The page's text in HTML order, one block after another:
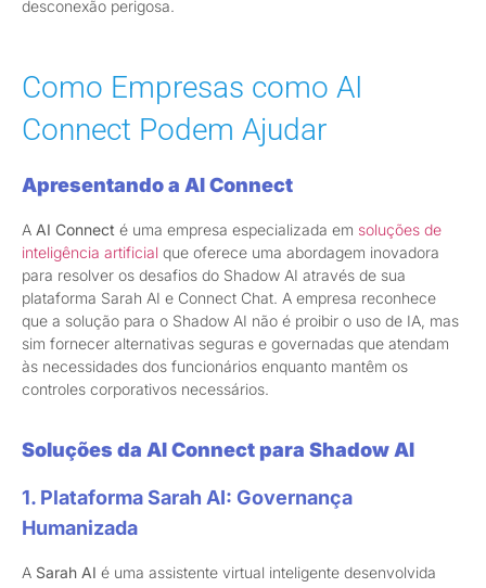
desconexão perigosa.
Como Empresas como AI
Connect Podem Ajudar
Apresentando a AI Connect
A AI Connect é uma empresa especializada em soluções de
inteligência artificial que oferece uma abordagem inovadora
para resolver os desafios do Shadow AI através de sua
plataforma Sarah AI e Connect Chat. A empresa reconhece
que a solução para o Shadow AI não é proibir o uso de IA, mas
sim fornecer alternativas seguras e governadas que atendam
às necessidades dos funcionários enquanto mantêm os
controles corporativos necessários.
Soluções da AI Connect para Shadow AI
1. Plataforma Sarah AI: Governança
Humanizada
A Sarah AI é uma assistente virtual inteligente desenvolvida